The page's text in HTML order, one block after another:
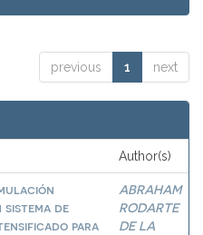
previous 1 next
Author(s)
sistema de
para
ABRAHAM
RODARTE
DE LA